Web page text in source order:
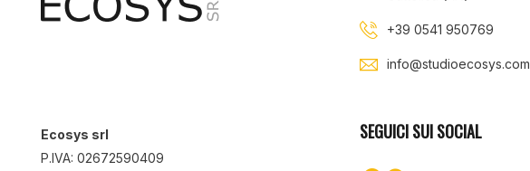
Ecosys srl
P.IVA: 02672590409
+39 0541 950769
info@studioecosys.com
SEGUICI SUI SOCIAL